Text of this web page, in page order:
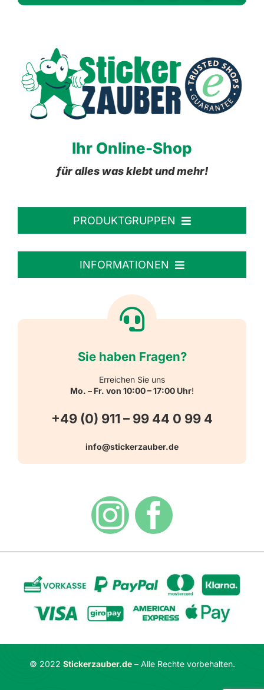
Ihr Online-Shop
für alles was klebt und mehr!
PRODUKTGRUPPEN
Personalisierte Aufkleber
Reflektierende Aufkleber
Warn-, Gebots-, Verbots- und
Hinweisaufkleber
INFORMATIONEN
Versandarten
Widerrufsbelehrung
AGB
Datenschutzerklärung
Sie haben Fragen?
Erreichen Sie uns
Mo. – Fr. von 10:00 – 17:00 Uhr!
+49 (0) 911 – 99 44 0 99 4
info@stickerzauber.de
© 2022 Stickerzauber.de– Alle Rechte vorbehalten.